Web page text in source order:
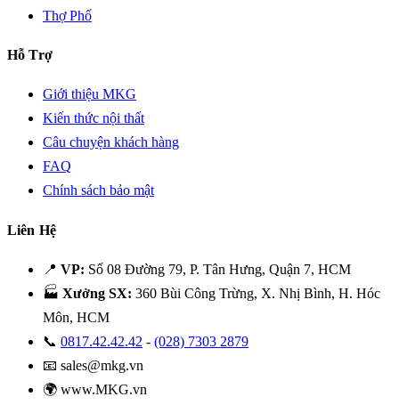
Thợ Phố
Hỗ Trợ
Giới thiệu MKG
Kiến thức nội thất
Câu chuyện khách hàng
FAQ
Chính sách bảo mật
Liên Hệ
📍 VP: Số 08 Đường 79, P. Tân Hưng, Quận 7, HCM
🏭 Xưởng SX: 360 Bùi Công Trừng, X. Nhị Bình, H. Hóc
Môn, HCM
📞 0817.42.42.42 - (028) 7303 2879
📧 sales@mkg.vn
🌍 www.MKG.vn